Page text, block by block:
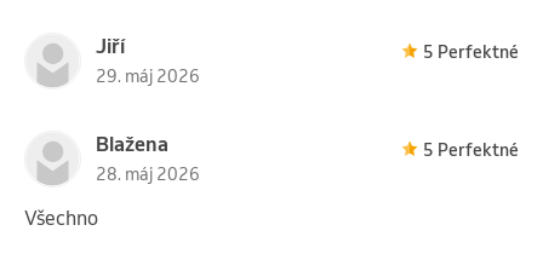
Jiří
29. máj 2026
5 Perfektné
Blažena
28. máj 2026
5 Perfektné
Všechno